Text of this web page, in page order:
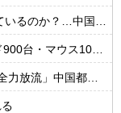
？…中国メディア！
葉原が大変なことになってしまう
「緊急放流に合わせて開門（土砂崩れ発生」→